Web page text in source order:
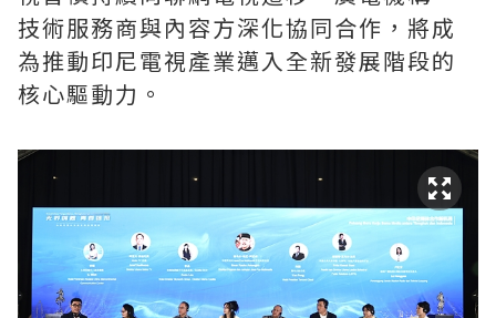
技術服務商與內容方深化協同合作，將成
為推動印尼電視產業邁入全新發展階段的
核心驅動力。